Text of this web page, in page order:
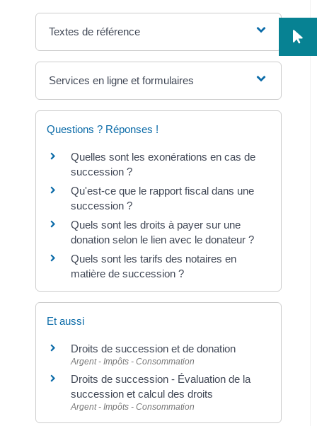
Textes de référence
Services en ligne et formulaires
Questions ? Réponses !
Quelles sont les exonérations en cas de
succession ?
Qu'est-ce que le rapport fiscal dans une
succession ?
Quels sont les droits à payer sur une
donation selon le lien avec le donateur ?
Quels sont les tarifs des notaires en
matière de succession ?
Et aussi
Droits de succession et de donation
Argent - Impôts - Consommation
Droits de succession - Évaluation de la
succession et calcul des droits
Argent - Impôts - Consommation